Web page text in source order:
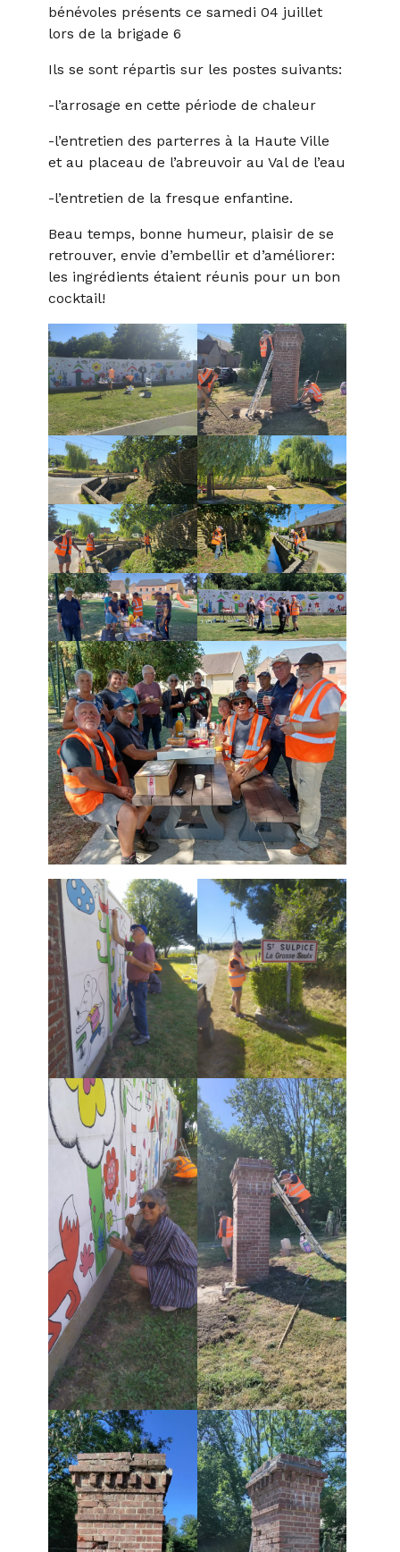
bénévoles présents ce samedi 04 juillet
lors de la brigade 6
Ils se sont répartis sur les postes suivants:
-l’arrosage en cette période de chaleur
-l’entretien des parterres à la Haute Ville
et au placeau de l’abreuvoir au Val de l’eau
-l’entretien de la fresque enfantine.
Beau temps, bonne humeur, plaisir de se
retrouver, envie d’embellir et d’améliorer:
les ingrédients étaient réunis pour un bon
cocktail!